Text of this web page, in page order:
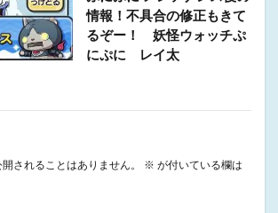
情報！不具合の修正もきて
るぞー！ 妖怪ウォッチぷ
にぷに レイ太
されることはありません。 ※ が付いている欄は